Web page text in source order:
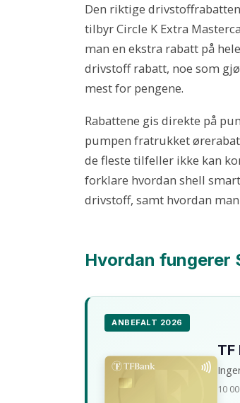
Den riktige
tilbyr Circle K Extra
man en ekstra rabatt på
drivstoff rabatt, noe som
mest for pengene.
Rabattene gis direkte på
pumpen fratrukket
de fleste tilfeller ikke kan
forklare hvordan shell
drivstoff, samt hvordan
Hvordan fungerer
ANBEFALT 2026
TF
10